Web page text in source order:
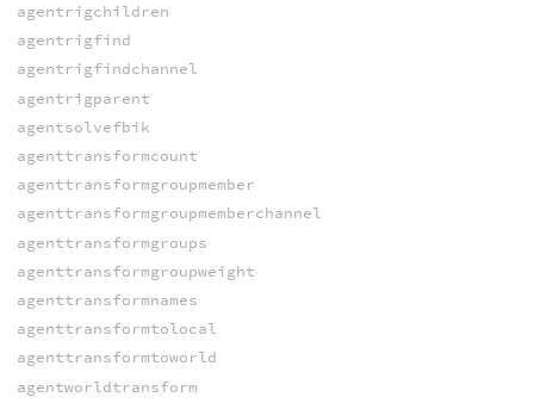
agentrigchildren
agentrigfind
agentrigfindchannel
agentrigparent
agentsolvefbik
agenttransformcount
agenttransformgroupmember
agenttransformgroupmemberchannel
agenttransformgroups
agenttransformgroupweight
agenttransformnames
agenttransformtolocal
agenttransformtoworld
agentworldtransform